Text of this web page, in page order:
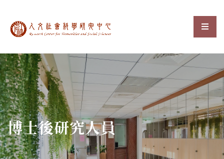
中央研究院人文社會科選
:::
博士後研究人員